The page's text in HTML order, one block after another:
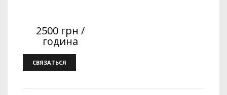
2500 грн /
година
СВЯЗАТЬСЯ